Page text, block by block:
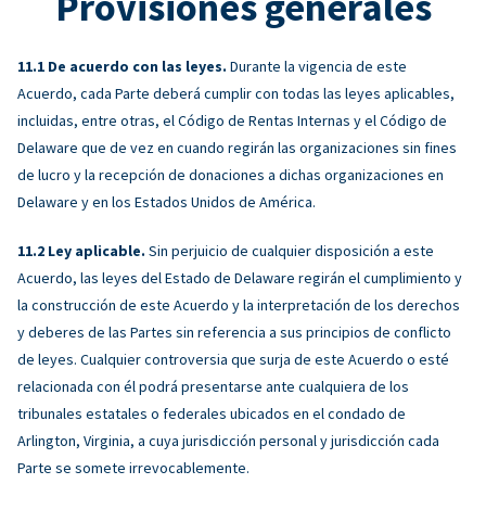
De acuerdo con las leyes. Durante la vigencia de este
Acuerdo, cada Parte deberá cumplir con todas las leyes aplicables,
incluidas, entre otras, el Código de Rentas Internas y el Código de
Delaware que de vez en cuando regirán las organizaciones sin fines
de lucro y la recepción de donaciones a dichas organizaciones en
Delaware y en los Estados Unidos de América.
Ley aplicable. Sin perjuicio de cualquier disposición a este
Acuerdo, las leyes del Estado de Delaware regirán el cumplimiento y
la construcción de este Acuerdo y la interpretación de los derechos
y deberes de las Partes sin referencia a sus principios de conflicto
de leyes. Cualquier controversia que surja de este Acuerdo o esté
relacionada con él podrá presentarse ante cualquiera de los
tribunales estatales o federales ubicados en el condado de
Arlington, Virginia, a cuya jurisdicción personal y jurisdicción cada
Parte se somete irrevocablemente.